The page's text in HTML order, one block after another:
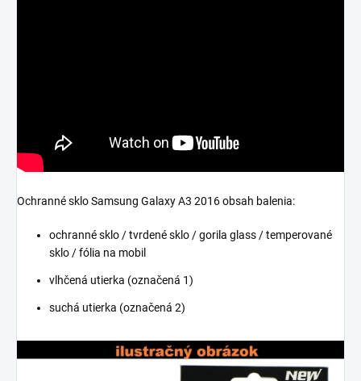
Ochranné sklo Samsung Galaxy A3 2016 obsah balenia:
ochranné sklo / tvrdené sklo / gorila glass / temperované
sklo / fólia na mobil
vlhčená utierka (označená 1)
suchá utierka (označená 2)